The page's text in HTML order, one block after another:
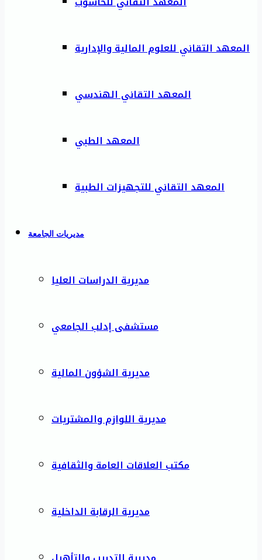
المعهد التقاني للعلوم المالية والإدارية
المعهد التقاني الهندسي
المعهد الطبي
المعهد التقاني للتجهيزات الطبية
مديريات الجامعة
مديرية الدراسات العليا
مستشفى إدلب الجامعي
مديرية الشؤون المالية
مديرية اللوازم والمشتريات
مكتب العلاقات العامة والثقافية
مديرية الرقابة الداخلية